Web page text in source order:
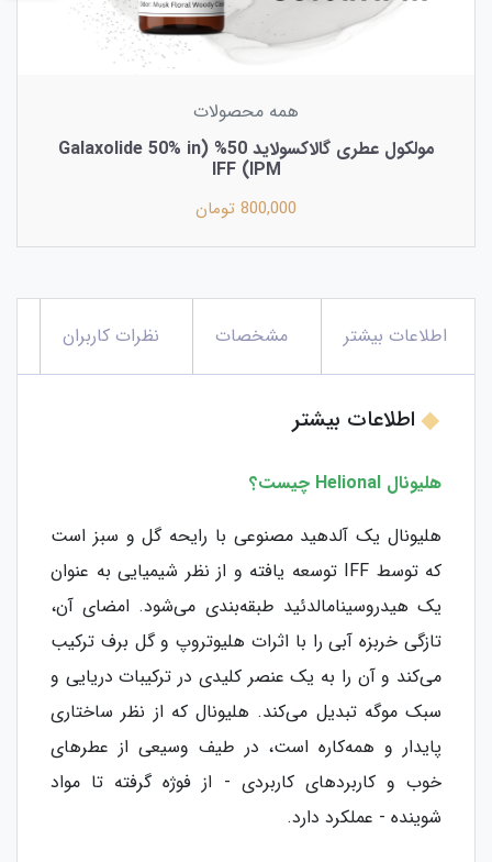
همه محصولات
مولکول عطری گالاکسولاید 50% (Galaxolide 50% in
IPM) IFF
800,000 تومان
اطلاعات بیشتر مشخصات نظرات کاربران
اطلاعات بیشتر
هلیونال Helional چیست؟
هلیونال یک آلدهید مصنوعی با رایحه گل و سبز است
که توسط IFF توسعه یافته و از نظر شیمیایی به عنوان
یک هیدروسینامالدئید طبقه‌بندی می‌شود. امضای آن،
تازگی خربزه آبی را با اثرات هلیوتروپ و گل برف ترکیب
می‌کند و آن را به یک عنصر کلیدی در ترکیبات دریایی و
سبک موگه تبدیل می‌کند. هلیونال که از نظر ساختاری
پایدار و همه‌کاره است، در طیف وسیعی از عطرهای
خوب و کاربردهای کاربردی - از فوژه گرفته تا مواد
شوینده - عملکرد دارد.